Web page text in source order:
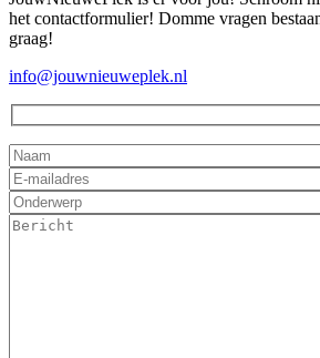
het contactformulier! Domme vragen
graag!
info@jouwnieuweplek.nl